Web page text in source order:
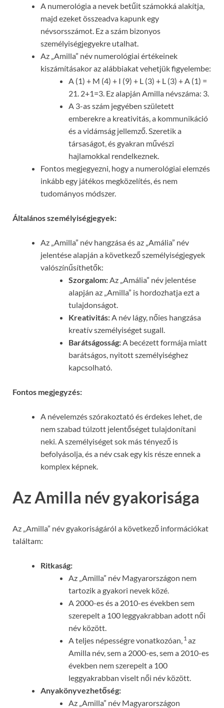
A numerológia a nevek betűit számokká alakítja,
majd ezeket összeadva kapunk egy
névsorsszámot. Ez a szám bizonyos
személyiségjegyekre utalhat.
Az „Amilla” név numerológiai értékeinek
kiszámításakor az alábbiakat vehetjük figyelembe:
A (1) + M (4) + I (9) + L (3) + L (3) + A (1) =
21. 2+1=3. Ez alapján Amilla névszáma: 3.
A 3-as szám jegyében született
emberekre a kreativitás, a kommunikáció
és a vidámság jellemző. Szeretik a
társaságot, és gyakran művészi
hajlamokkal rendelkeznek.
Fontos megjegyezni, hogy a numerológiai elemzés
inkább egy játékos megközelítés, és nem
tudományos módszer.
Általános személyiségjegyek:
Az „Amilla” név hangzása és az „Amália” név
jelentése alapján a következő személyiségjegyek
valószínűsíthetők:
Szorgalom:Az „Amália” név jelentése
alapján az „Amilla” is hordozhatja ezt a
tulajdonságot.
Kreativitás:A név lágy, nőies hangzása
kreatív személyiséget sugall.
Barátságosság:A becézett formája miatt
barátságos, nyitott személyiséghez
kapcsolható.
Fontos megjegyzés:
A névelemzés szórakoztató és érdekes lehet, de
nem szabad túlzott jelentőséget tulajdonítani
neki. A személyiséget sok más tényező is
befolyásolja, és a név csak egy kis része ennek a
komplex képnek.
Az Amilla név gyakorisága
Az „Amilla” név gyakoriságáról a következő információkat
találtam:
Ritkaság:
Az „Amilla” név Magyarországon nem
tartozik a gyakori nevek közé.
A 2000-es és a 2010-es években sem
szerepelt a 100 leggyakrabban adott női
név között.
A teljes népességre vonatkozóan, 1 az
Amilla név, sem a 2000-es, sem a 2010-es
években nem szerepelt a 100
leggyakrabban viselt női név között.
Anyakönyvezhetőség:
Az „Amilla” név Magyarországon